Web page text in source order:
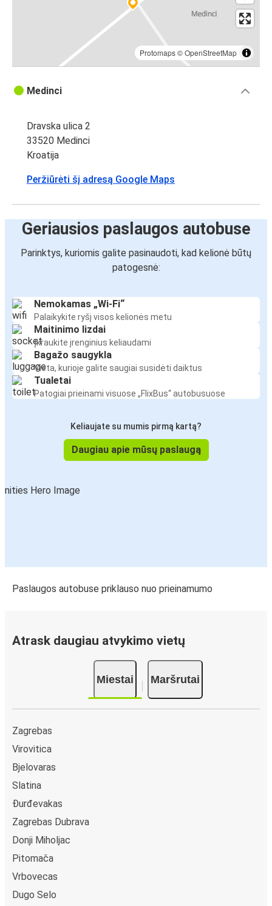
Protomaps©OpenStreetMap
Medinci
Dravska ulica 2
33520 Medinci
Kroatija
Peržiūrėti šį adresą Google Maps
Geriausios paslaugos autobuse
Parinktys, kuriomis galite pasinaudoti, kad kelionė būtų
patogesnė:
Nemokamas „Wi-Fi“
Palaikykite ryšį visos kelionės metu
Maitinimo lizdai
Įkraukite įrenginius keliaudami
Bagažo saugykla
Vieta, kurioje galite saugiai susidėti daiktus
Tualetai
Patogiai prieinami visuose „FlixBus“ autobusuose
Keliaujate su mumis pirmą kartą?
Daugiau apie mūsų paslaugą
Paslaugos autobuse priklauso nuo prieinamumo
Atrask daugiau atvykimo vietų
Miestai Maršrutai
Zagrebas
Virovitica
Bjelovaras
Slatina
Đurđevakas
Zagrebas Dubrava
Donji Miholjac
Pitomača
Vrbovecas
Dugo Selo